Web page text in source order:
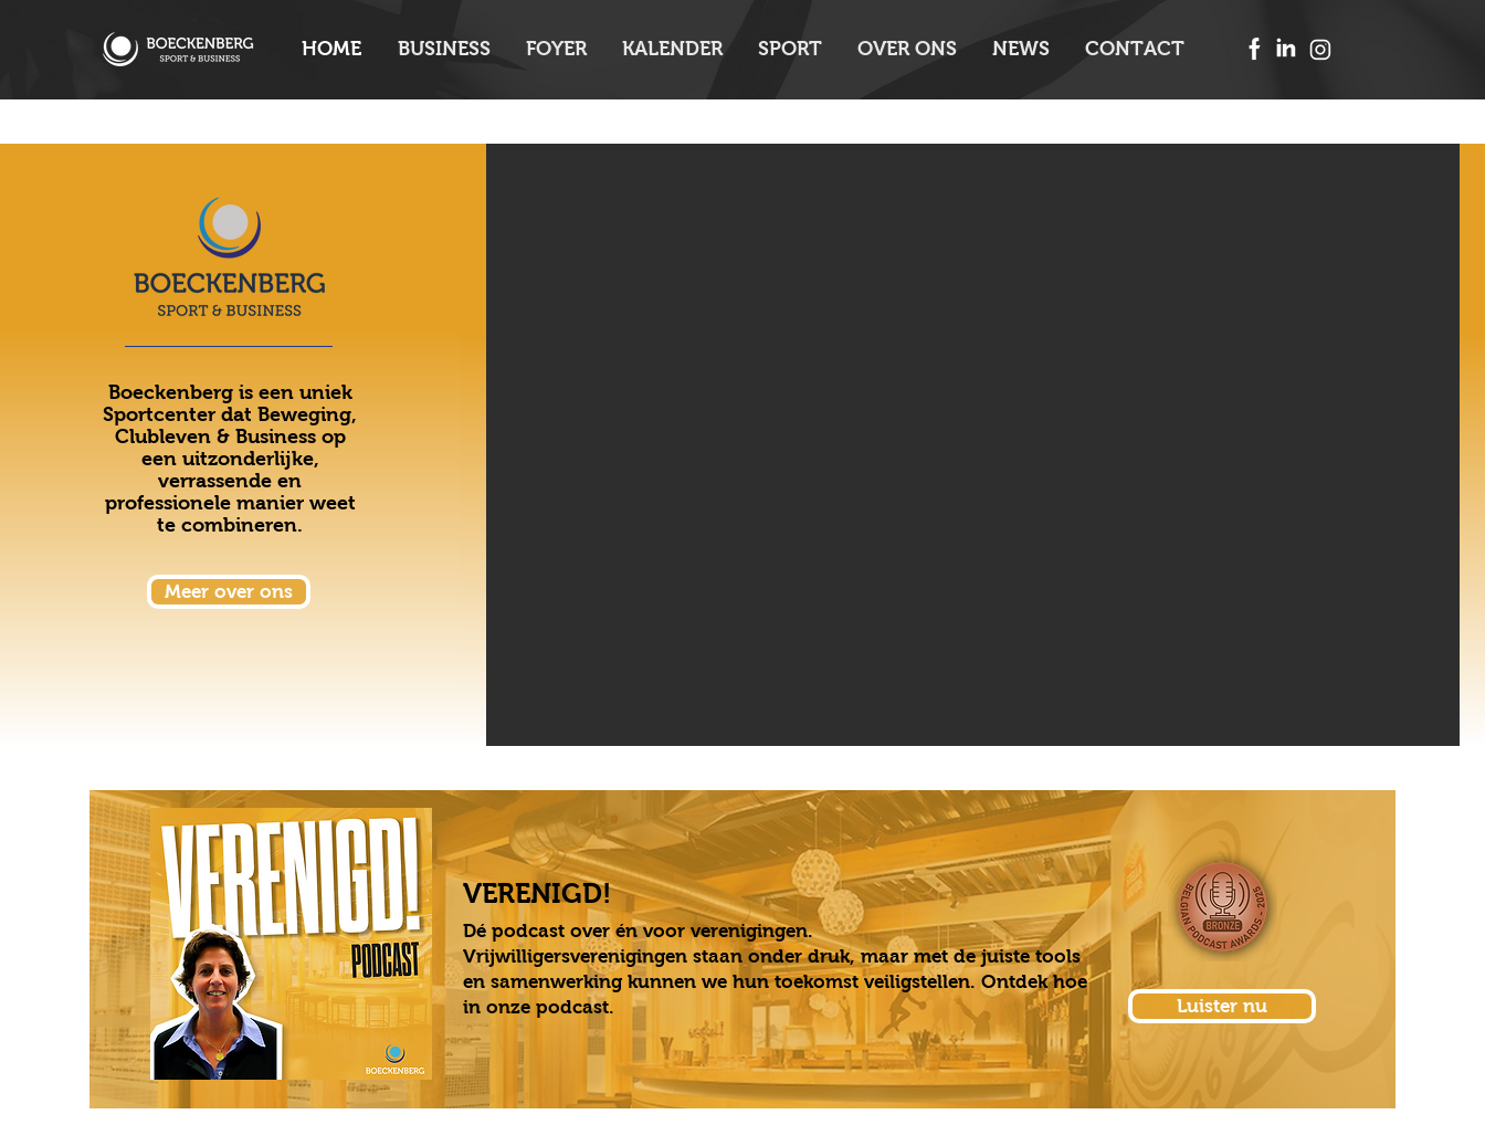
HOME BUSINESS FOYER KALENDER SPORT OVER ONS NEWS CONTACT
Boeckenberg is een uniek
Sportcenter dat Beweging,
Clubleven & Business op
een uitzonderlijke,
verrassende en
professionele manier weet
te combineren.
Meer over ons
VERENIGD!
Dé podcast over én voor verenigingen.
Vrijwilligersverenigingen staan onder druk, maar met de juiste tools
en samenwerking kunnen we hun toekomst veiligstellen. Ontdek hoe
in onze podcast.
Luister nu